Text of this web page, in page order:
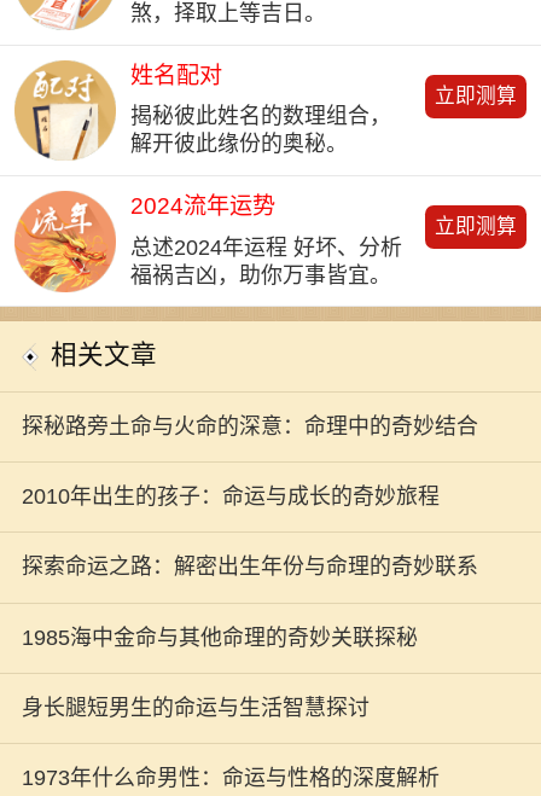
煞，择取上等吉日。
姓名配对
揭秘彼此姓名的数理组合，
解开彼此缘份的奥秘。
立即测算
2024流年运势
总述2024年运程 好坏、分析
福祸吉凶，助你万事皆宜。
立即测算
相关文章
探秘路旁土命与火命的深意：命理中的奇妙结合
2010年出生的孩子：命运与成长的奇妙旅程
探索命运之路：解密出生年份与命理的奇妙联系
1985海中金命与其他命理的奇妙关联探秘
身长腿短男生的命运与生活智慧探讨
1973年什么命男性：命运与性格的深度解析